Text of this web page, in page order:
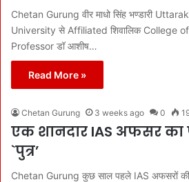
Chetan Gurung वीर माधो सिंह भण्डारी
University से Affiliated शिवालिक College
Professor डॉ आशीष…
Read More »
Chetan Gurung 3 weeks ago 0
एक शानदार IAS अफसर
`पुत्र’
Chetan Gurung कुछ साल पहले IAS अफसरों की